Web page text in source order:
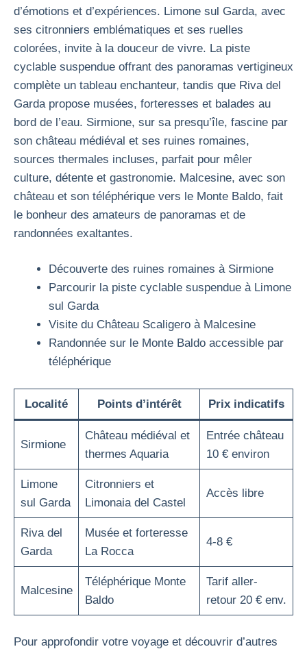
d’émotions et d’expériences. Limone sul Garda, avec
ses citronniers emblématiques et ses ruelles
colorées, invite à la douceur de vivre. La piste
cyclable suspendue offrant des panoramas vertigineux
complète un tableau enchanteur, tandis que Riva del
Garda propose musées, forteresses et balades au
bord de l’eau. Sirmione, sur sa presqu’île, fascine par
son château médiéval et ses ruines romaines,
sources thermales incluses, parfait pour mêler
culture, détente et gastronomie. Malcesine, avec son
château et son téléphérique vers le Monte Baldo, fait
le bonheur des amateurs de panoramas et de
randonnées exaltantes.
Découverte des ruines romaines à Sirmione
Parcourir la piste cyclable suspendue à Limone
sul Garda
Visite du Château Scaligero à Malcesine
Randonnée sur le Monte Baldo accessible par
téléphérique
Localité Points d’intérêt Prix indicatifs
Sirmione
Château médiéval et
thermes Aquaria
Entrée château
10 € environ
Limone
sul Garda
Citronniers et
Limonaia del Castel
Accès libre
Riva del
Garda
Musée et forteresse
La Rocca
4-8 €
Malcesine
Téléphérique Monte
Baldo
Tarif aller-
retour 20 € env.
Pour approfondir votre voyage et découvrir d’autres